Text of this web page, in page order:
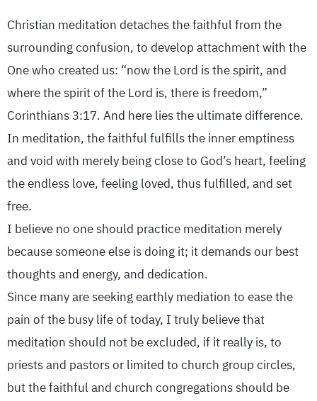
Christian meditation detaches the faithful from the
surrounding confusion, to develop attachment with the
One who created us: “now the Lord is the spirit, and
where the spirit of the Lord is, there is freedom,”
Corinthians 3:17. And here lies the ultimate difference.
In meditation, the faithful fulfills the inner emptiness
and void with merely being close to God’s heart, feeling
the endless love, feeling loved, thus fulfilled, and set
free.
I believe no one should practice meditation merely
because someone else is doing it; it demands our best
thoughts and energy, and dedication.
Since many are seeking earthly mediation to ease the
pain of the busy life of today, I truly believe that
meditation should not be excluded, if it really is, to
priests and pastors or limited to church group circles,
but the faithful and church congregations should be